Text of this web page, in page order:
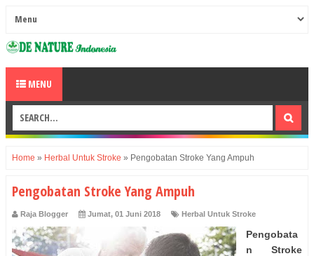
MENU
Home » Herbal Untuk Stroke » Pengobatan Stroke Yang Ampuh
Pengobatan Stroke Yang Ampuh
Raja Blogger Jumat, 01 Juni 2018 Herbal Untuk Stroke
Pengobata
n Stroke